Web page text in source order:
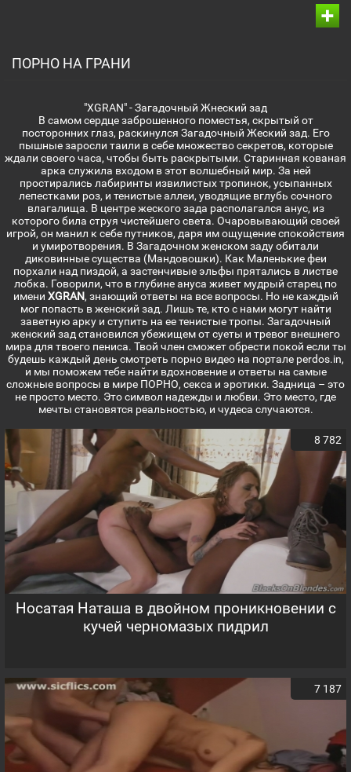
ПОРНО НА ГРАНИ
"XGRAN" - Загадочный Жнеский зад
В самом сердце заброшенного поместья, скрытый от
посторонних глаз, раскинулся Загадочный Жеский зад. Его
пышные заросли таили в себе множество секретов, которые
ждали своего часа, чтобы быть раскрытыми. Старинная кованая
арка служила входом в этот волшебный мир. За ней
простирались лабиринты извилистых тропинок, усыпанных
лепестками роз, и тенистые аллеи, уводящие вглубь сочного
влагалища. В центре жеского зада располагался анус, из
которого била струя чистейшего света. Очаровывающий своей
игрой, он манил к себе путников, даря им ощущение спокойствия
и умиротворения. В Загадочном женском заду обитали
диковинные существа (Мандовошки). Как Маленькие феи
порхали над пиздой, а застенчивые эльфы прятались в листве
лобка. Говорили, что в глубине ануса живет мудрый старец по
имени XGRAN, знающий ответы на все вопросы. Но не каждый
мог попасть в женский зад. Лишь те, кто с нами могут найти
заветную арку и ступить на ее тенистые тропы. Загадочный
женский зад становился убежищем от суеты и тревог внешнего
мира для твоего пениса. Твой член сможет обрести покой если ты
будешь каждый день смотреть порно видео на портале perdos.in,
и мы поможем тебе найти вдохновение и ответы на самые
сложные вопросы в мире ПОРНО, секса и эротики. Задница – это
не просто место. Это символ надежды и любви. Это место, где
мечты становятся реальностью, и чудеса случаются.
8 782
Носатая Наташа в двойном проникновении с
кучей черномазых пидрил
7 187